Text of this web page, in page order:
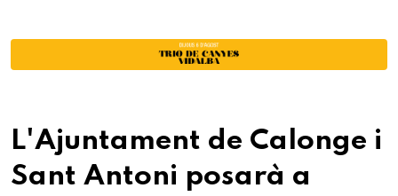
L'Ajuntament de Calonge i
Sant Antoni posarà a